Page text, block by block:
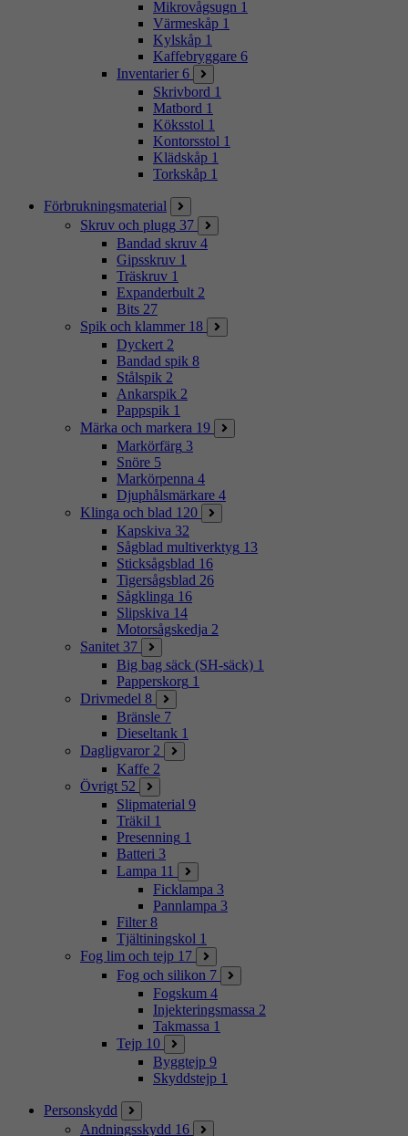
Mikrovågsugn 1
Värmeskåp 1
Kylskåp 1
Kaffebryggare 6
Inventarier 6
Skrivbord 1
Matbord 1
Köksstol 1
Kontorsstol 1
Klädskåp 1
Torkskåp 1
Förbrukningsmaterial
Skruv och plugg 37
Bandad skruv 4
Gipsskruv 1
Träskruv 1
Expanderbult 2
Bits 27
Spik och klammer 18
Dyckert 2
Bandad spik 8
Stålspik 2
Ankarspik 2
Pappspik 1
Märka och markera 19
Markörfärg 3
Snöre 5
Markörpenna 4
Djuphålsmärkare 4
Klinga och blad 120
Kapskiva 32
Sågblad multiverktyg 13
Sticksågsblad 16
Tigersågsblad 26
Sågklinga 16
Slipskiva 14
Motorsågskedja 2
Sanitet 37
Big bag säck (SH-säck) 1
Papperskorg 1
Drivmedel 8
Bränsle 7
Dieseltank 1
Dagligvaror 2
Kaffe 2
Övrigt 52
Slipmaterial 9
Träkil 1
Presenning 1
Batteri 3
Lampa 11
Ficklampa 3
Pannlampa 3
Filter 8
Tjältiningskol 1
Fog lim och tejp 17
Fog och silikon 7
Fogskum 4
Injekteringsmassa 2
Takmassa 1
Tejp 10
Byggtejp 9
Skyddstejp 1
Personskydd
Andningsskydd 16